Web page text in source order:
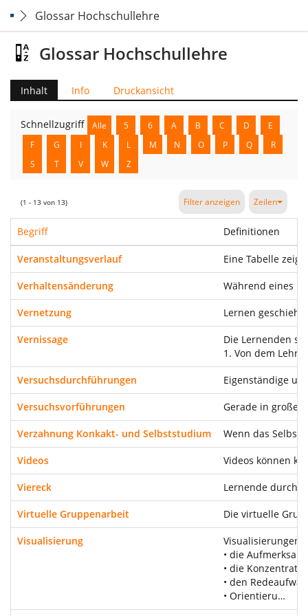
Glossar Hochschullehre
Glossar Hochschullehre
Inhalt Info Druckansicht
Schnellzugriff Alle 5 6 A B C D
E
F
G I K L M N O P Q
R
S
T V W Z
(1 - 13 von 13) Filter anzeigen Zeilen
Begriff Definitionen
Veranstaltungsverlauf Eine Tabelle
Verhaltensänderung Während eines
Vernetzung Lernen geschieht
Vernissage
Die Lernenden
1. Von dem
Versuchsdurchführungen Eigenständige
Versuchsvorführungen Gerade in
Verzahnung Konkakt- und Selbststudium Wenn das
Videos Videos können
Viereck Lernende durch
Virtuelle Gruppenarbeit Die virtuelle
Visualisierung
Visualisierungen
• die
• die
• den
• Orientieru…